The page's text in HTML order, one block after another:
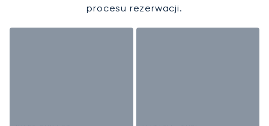
procesu rezerwacji.